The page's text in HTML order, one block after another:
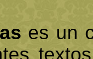
es un